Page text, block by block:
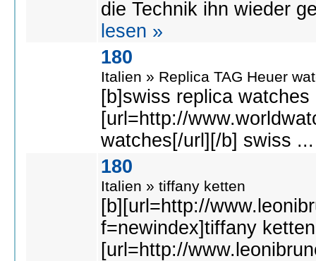
die Technik ihn wieder
lesen »
180
Italien » Replica TAG Heuer
[b]swiss replica
[url=http://
watches[/url][/b] swiss
180
Italien » tiffany ketten
[b][url=http://
f=newindex]tiffany
[url=http://